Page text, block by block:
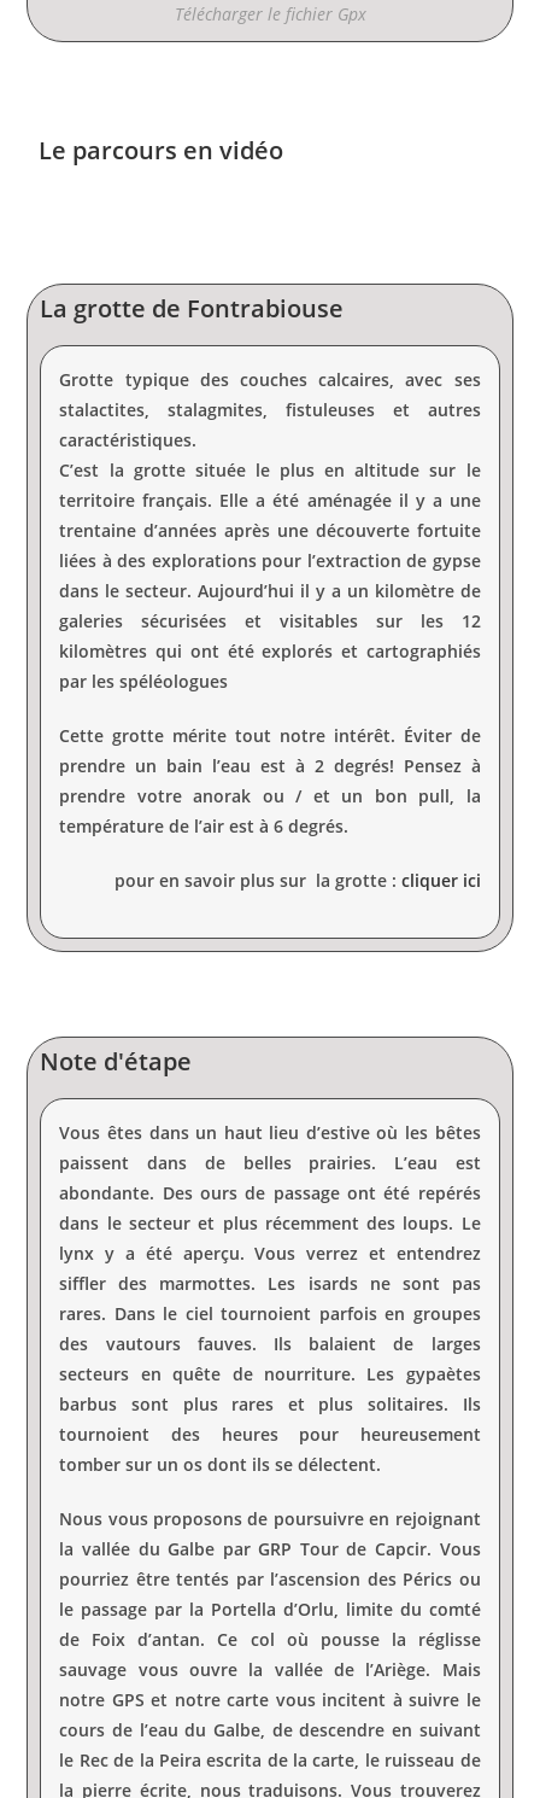
Télécharger le fichier Gpx
Le parcours en vidéo
La grotte de Fontrabiouse
Grotte typique des couches calcaires, avec ses
stalactites, stalagmites, fistuleuses et autres
caractéristiques.
C’est la grotte située le plus en altitude sur le
territoire français. Elle a été aménagée il y a une
trentaine d’années après une découverte fortuite
liées à des explorations pour l’extraction de gypse
dans le secteur. Aujourd’hui il y a un kilomètre de
galeries sécurisées et visitables sur les 12
kilomètres qui ont été explorés et cartographiés
par les spéléologues
Cette grotte mérite tout notre intérêt. Éviter de
prendre un bain l’eau est à 2 degrés! Pensez à
prendre votre anorak ou / et un bon pull, la
température de l’air est à 6 degrés.
pour en savoir plus sur la grotte : cliquer ici
Note d'étape
Vous êtes dans un haut lieu d’estive où les bêtes
paissent dans de belles prairies. L’eau est
abondante. Des ours de passage ont été repérés
dans le secteur et plus récemment des loups. Le
lynx y a été aperçu. Vous verrez et entendrez
siffler des marmottes. Les isards ne sont pas
rares. Dans le ciel tournoient parfois en groupes
des vautours fauves. Ils balaient de larges
secteurs en quête de nourriture. Les gypaètes
barbus sont plus rares et plus solitaires. Ils
tournoient des heures pour heureusement
tomber sur un os dont ils se délectent.
Nous vous proposons de poursuivre en rejoignant
la vallée du Galbe par GRP Tour de Capcir. Vous
pourriez être tentés par l’ascension des Pérics ou
le passage par la Portella d’Orlu, limite du comté
de Foix d’antan. Ce col où pousse la réglisse
sauvage vous ouvre la vallée de l’Ariège. Mais
notre GPS et notre carte vous incitent à suivre le
cours de l’eau du Galbe, de descendre en suivant
le Rec de la Peira escrita de la carte, le ruisseau de
la pierre écrite, nous traduisons. Vous trouverez